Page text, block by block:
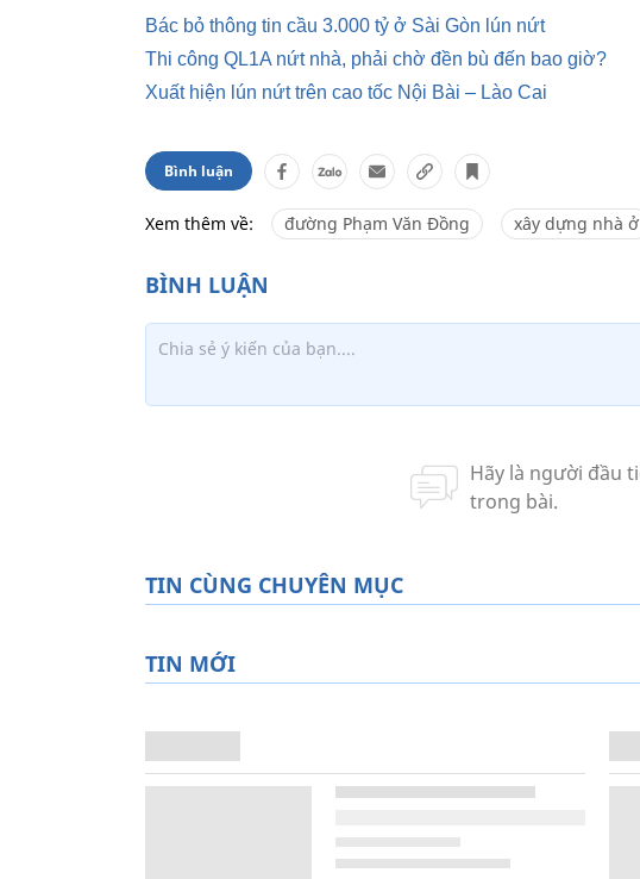
Bác bỏ thông tin cầu 3.000 tỷ ở Sài Gòn lún nứt
Thi công QL1A nứt nhà, phải chờ đền bù đến bao giờ?
Xuất hiện lún nứt trên cao tốc Nội Bài – Lào Cai
Bình luận
Xem thêm về: đường Phạm Văn Đồng xây dựng nhà ở
TIN CÙNG CHUYÊN MỤC
TIN MỚI